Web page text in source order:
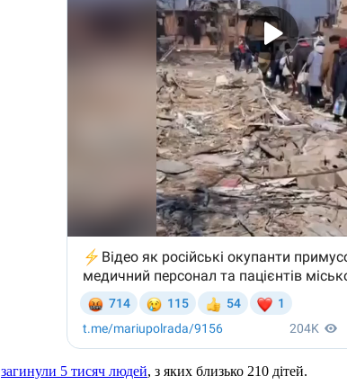
загинули 5 тисяч людей, з яких близько 210 дітей.